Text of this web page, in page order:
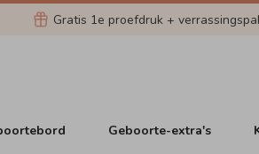
Gratis 1e proefdruk +
Geboorte-extra's